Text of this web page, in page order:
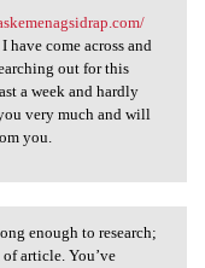
come across and
out for this
a week and hardly
very much and will
you.
long
enough to research;
article. You’ve